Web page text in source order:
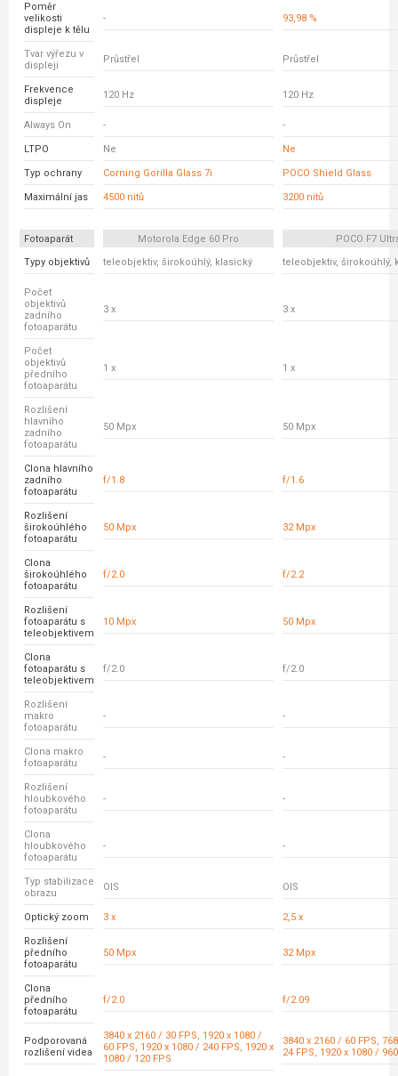
Poměr
velikosti
displeje k tělu
- 93,98 %
Tvar výřezu v
displeji
Průstřel Průstřel
Frekvence
displeje
120 Hz 120 Hz
Always On - -
LTPO Ne Ne
Typ ochrany Corning Gorilla Glass 7i POCO Shield Glass
Maximální jas 4500 nitů 3200 nitů
Fotoaparát Motorola Edge 60 Pro
POCO F7
Typy objektivů
teleobjektiv, širokoúhlý, klasický teleobjektiv, širokoúhlý,
Počet
objektivů
zadního
fotoaparátu
3 x 3 x
Počet
objektivů
předního
fotoaparátu
1 x 1 x
Rozlišení
hlavního
zadního
fotoaparátu
50 Mpx 50 Mpx
Clona hlavního
zadního
fotoaparátu
f/1.8 f/1.6
Rozlišení
širokoúhlého
fotoaparátu
50 Mpx 32 Mpx
Clona
širokoúhlého
fotoaparátu
f/2.0 f/2.2
Rozlišení
fotoaparátu s
teleobjektivem
10 Mpx 50 Mpx
Clona
fotoaparátu s
teleobjektivem
f/2.0 f/2.0
Rozlišení
makro
fotoaparátu
- -
Clona makro
fotoaparátu
- -
Rozlišení
hloubkového
fotoaparátu
- -
Clona
hloubkového
fotoaparátu
- -
Typ stabilizace
obrazu
OIS OIS
Optický zoom 3 x 2,5 x
Rozlišení
předního
fotoaparátu
50 Mpx 32 Mpx
Clona
předního
fotoaparátu
f/2.0 f/2.09
Podporovaná
rozlišení videa
3840 x 2160 / 30 FPS, 1920 x 1080 /
60 FPS, 1920 x 1080 / 240 FPS, 1920 x
1080 / 120 FPS
3840 x 2160 / 60 FPS,
24 FPS, 1920 x 1080 /